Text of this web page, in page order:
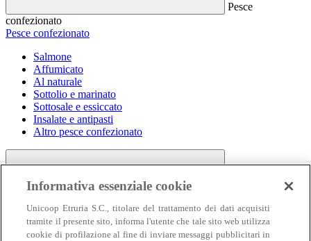
Pesce
confezionato
Pesce confezionato
Salmone
Affumicato
Al naturale
Sottolio e marinato
Sottosale e essiccato
Insalate e antipasti
Altro pesce confezionato
Informativa essenziale cookie
Unicoop Etruria S.C., titolare del trattamento dei dati acquisiti
tramite il presente sito, informa l'utente che tale sito web utilizza
cookie di profilazione al fine di inviare messaggi pubblicitari in